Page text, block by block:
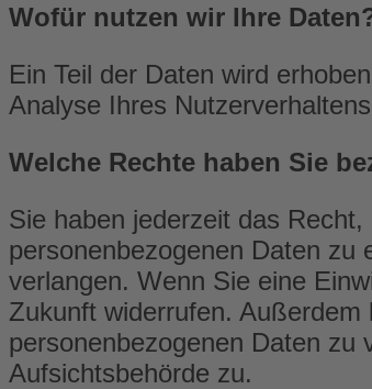
Wofür nutzen wir Ihre
Ein Teil der Daten wird
Analyse Ihres
Welche Rechte haben Sie
Sie haben jederzeit das
personenbezogenen Daten zu
verlangen. Wenn Sie eine
Zukunft widerrufen.
personenbezogenen Daten zu
Aufsichtsbehörde zu.